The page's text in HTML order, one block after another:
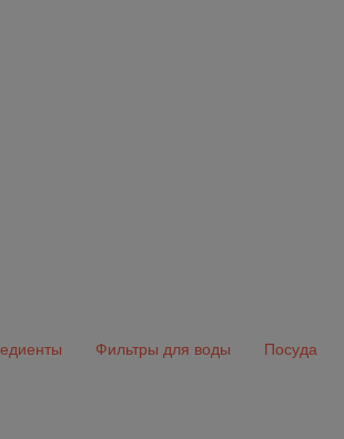
Фильтры для воды Посуда